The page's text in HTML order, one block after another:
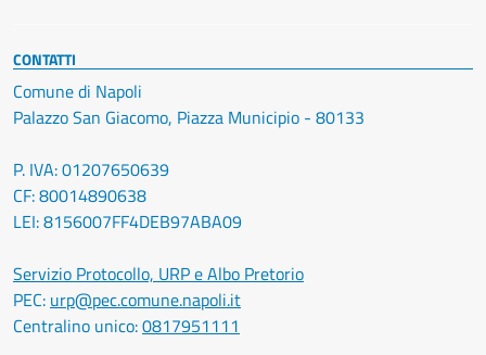
CONTATTI
Comune di Napoli
Palazzo San Giacomo, Piazza Municipio - 80133
P. IVA: 01207650639
CF: 80014890638
LEI: 8156007FF4DEB97ABA09
Servizio Protocollo, URP e Albo Pretorio
PEC: urp@pec.comune.napoli.it
Centralino unico:0817951111